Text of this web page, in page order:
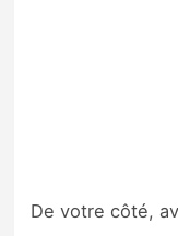
De votre côté,